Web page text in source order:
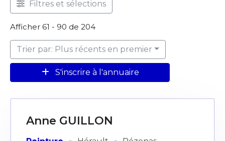
Filtres et sélections
Afficher 61 - 90 de 204
Trier par: Plus récents en premier
S'inscrire à l'annuaire
Anne GUILLON